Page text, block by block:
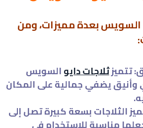
السويس بعدة مميزات، ومن
تتميزثلاجات دايوالسويس
يضفي جمالية على المكان
الثلاجات بسعة كبيرة تصل إلى
يجعلها مناسبة للاستخدام في